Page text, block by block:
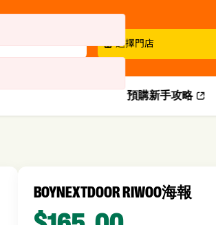
選擇門店
預購新手攻略​
BOYNEXTDOOR RIWOO海報